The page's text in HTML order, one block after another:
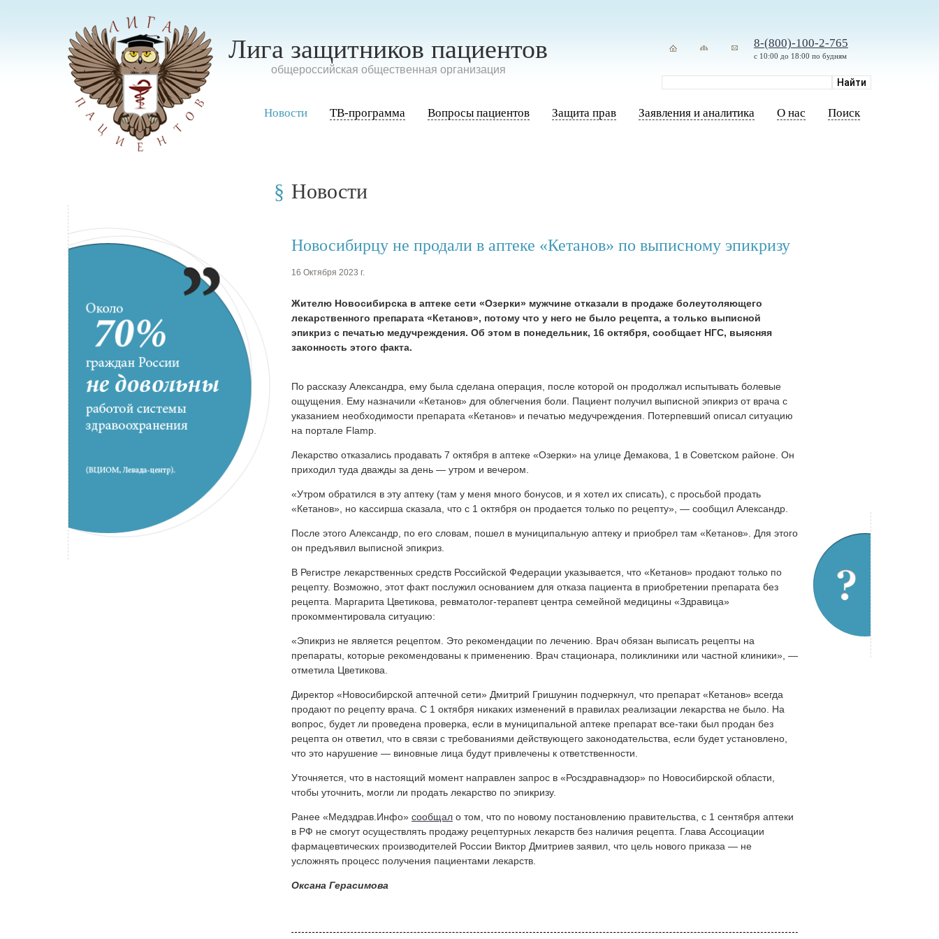
Лига защитников пациентов
oбщероссийская общественная организация
8-(800)-100-2-765
с 10:00 до 18:00 по будням
Новости ТВ-программа Вопросы пациентов Защита прав Заявления и аналитика О нас Поиск
Новости
Новосибирцу не продали в аптеке «Кетанов» по выписному эпикризу
16 Октября 2023 г.
Жителю Новосибирска в аптеке сети «Озерки» мужчине отказали в продаже болеутоляющего
лекарственного препарата «Кетанов», потому что у него не было рецепта, а только выписной
эпикриз с печатью медучреждения. Об этом в понедельник, 16 октября, сообщает НГС, выясняя
законность этого факта.
По рассказу Александра, ему была сделана операция, после которой он продолжал испытывать болевые
ощущения. Ему назначили «Кетанов» для облегчения боли. Пациент получил выписной эпикриз от врача с
указанием необходимости препарата «Кетанов» и печатью медучреждения. Потерпевший описал ситуацию
на портале Flamp.
Лекарство отказались продавать 7 октября в аптеке «Озерки» на улице Демакова, 1 в Советском районе. Он
приходил туда дважды за день — утром и вечером.
«Утром обратился в эту аптеку (там у меня много бонусов, и я хотел их списать), с просьбой продать
«Кетанов», но кассирша сказала, что с 1 октября он продается только по рецепту», — сообщил Александр.
После этого Александр, по его словам, пошел в муниципальную аптеку и приобрел там «Кетанов». Для этого
он предъявил выписной эпикриз.
В Регистре лекарственных средств Российской Федерации указывается, что «Кетанов» продают только по
рецепту. Возможно, этот факт послужил основанием для отказа пациента в приобретении препарата без
рецепта. Маргарита Цветикова, ревматолог-терапевт центра семейной медицины «Здравица»
прокомментировала ситуацию:
«Эпикриз не является рецептом. Это рекомендации по лечению. Врач обязан выписать рецепты на
препараты, которые рекомендованы к применению. Врач стационара, поликлиники или частной клиники», —
отметила Цветикова.
Директор «Новосибирской аптечной сети» Дмитрий Гришунин подчеркнул, что препарат «Кетанов» всегда
продают по рецепту врача. С 1 октября никаких изменений в правилах реализации лекарства не было. На
вопрос, будет ли проведена проверка, если в муниципальной аптеке препарат все-таки был продан без
рецепта он ответил, что в связи с требованиями действующего законодательства, если будет установлено,
что это нарушение — виновные лица будут привлечены к ответственности.
Уточняется, что в настоящий момент направлен запрос в «Росздравнадзор» по Новосибирской области,
чтобы уточнить, могли ли продать лекарство по эпикризу.
Ранее «Медздрав.Инфо» сообщал о том, что по новому постановлению правительства, с 1 сентября аптеки
в РФ не смогут осуществлять продажу рецептурных лекарств без наличия рецепта. Глава Ассоциации
фармацевтических производителей России Виктор Дмитриев заявил, что цель нового приказа — не
усложнять процесс получения пациентами лекарств.
Оксана Герасимова